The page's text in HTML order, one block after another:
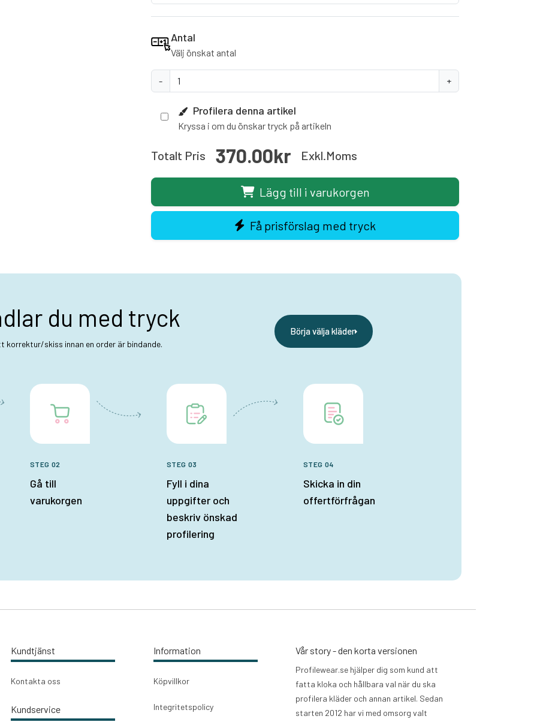
Antal
Välj önskat antal
- +
Profilera denna artikel
Kryssa i om du önskar tryck på artikeln
Totalt Pris 370.00kr Exkl.moms
Lägg till i varukorgen
Få prisförslag med tryck
du med tryck
korrektur/skiss innan en order är bindande.
Börja välja kläder
STEG 02
Gå till
varukorgen
STEG 03
Fyll i dina
uppgifter och
beskriv önskad
profilering
STEG 04
Skicka in din
offertförfrågan
Kundtjänst
Kontakta oss
Kundservice
Information
Köpvillkor
Integritetspolicy
Vår story - den korta versionen
Profilewear.se hjälper dig som kund att
fatta kloka och hållbara val när du ska
profilera kläder och annan artikel. Sedan
starten 2012 har vi med omsorg valt